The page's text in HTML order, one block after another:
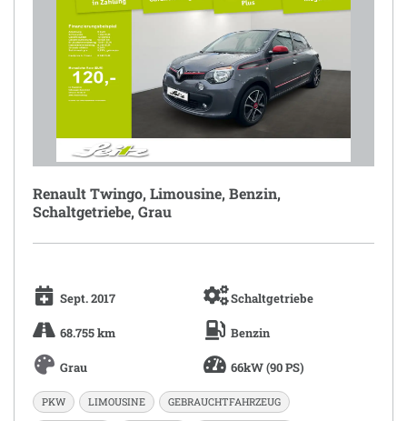
Renault Twingo, Limousine, Benzin,
Schaltgetriebe, Grau
Sept. 2017 Schaltgetriebe
68.755 km Benzin
Grau 66kW (90 PS)
PKW LIMOUSINE GEBRAUCHTFAHRZEUG